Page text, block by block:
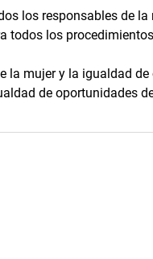
los responsables de
todos los
la mujer y la igualdad
de oportunidades
(external link, opens
Facebook (external link,